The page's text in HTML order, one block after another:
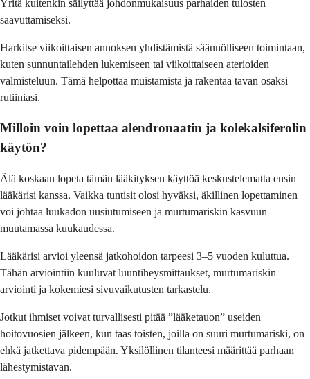
Yritä kuitenkin säilyttää johdonmukaisuus parhaiden tulosten
saavuttamiseksi.
Harkitse viikoittaisen annoksen yhdistämistä säännölliseen toimintaan,
kuten sunnuntailehden lukemiseen tai viikoittaiseen aterioiden
valmisteluun. Tämä helpottaa muistamista ja rakentaa tavan osaksi
rutiiniasi.
Milloin voin lopettaa alendronaatin ja kolekalsiferolin
käytön?
Älä koskaan lopeta tämän lääkityksen käyttöä keskustelematta ensin
lääkärisi kanssa. Vaikka tuntisit olosi hyväksi, äkillinen lopettaminen
voi johtaa luukadon uusiutumiseen ja murtumariskin kasvuun
muutamassa kuukaudessa.
Lääkärisi arvioi yleensä jatkohoidon tarpeesi 3–5 vuoden kuluttua.
Tähän arviointiin kuuluvat luuntiheysmittaukset, murtumariskin
arviointi ja kokemiesi sivuvaikutusten tarkastelu.
Jotkut ihmiset voivat turvallisesti pitää ”lääketauon” useiden
hoitovuosien jälkeen, kun taas toisten, joilla on suuri murtumariski, on
ehkä jatkettava pidempään. Yksilöllinen tilanteesi määrittää parhaan
lähestymistavan.